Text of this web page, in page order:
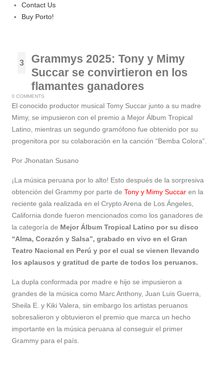
Contact Us
Buy Porto!
3
Grammys 2025: Tony y Mimy
Succar se convirtieron en los
flamantes ganadores
0 COMMENTS
El conocido productor musical Tomy Succar junto a su madre
Mimy, se impusieron con el premio a Mejor Álbum Tropical
Latino, mientras un segundo gramófono fue obtenido por su
progenitora por su colaboración en la canción “Bemba Colora”.
Por Jhonatan Susano
¡La música peruana por lo alto! Esto después de la sorpresiva
obtención del Grammy por parte de Tony y Mimy Succar en la
reciente gala realizada en el Crypto Arena de Los Ángeles,
California donde fueron mencionados como los ganadores de
la categoría de Mejor Álbum Tropical Latino por su disco
“Alma, Corazón y Salsa”, grabado en vivo en el Gran
Teatro Nacional en Perú y por el cual se vienen llevando
los aplausos y gratitud de parte de todos los peruanos.
La dupla conformada por madre e hijo se impusieron a
grandes de la música como Marc Anthony, Juan Luis Guerra,
Sheila E. y Kiki Valera, sin embargo los artistas peruanos
sobresalieron y obtuvieron el premio que marca un hecho
importante en la música peruana al conseguir el primer
Grammy para el país.